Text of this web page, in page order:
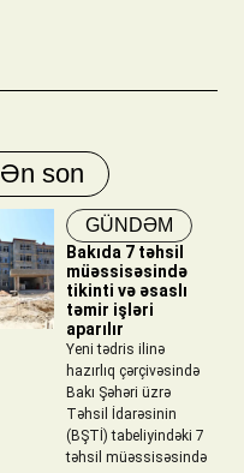
Ən son
GÜNDƏM
Bakıda 7 təhsil
müəssisəsində
tikinti və əsaslı
təmir işləri
aparılır
Yeni tədris ilinə
hazırlıq çərçivəsində
Bakı Şəhəri üzrə
Təhsil İdarəsinin
(BŞTİ) tabeliyindəki 7
təhsil müəssisəsində